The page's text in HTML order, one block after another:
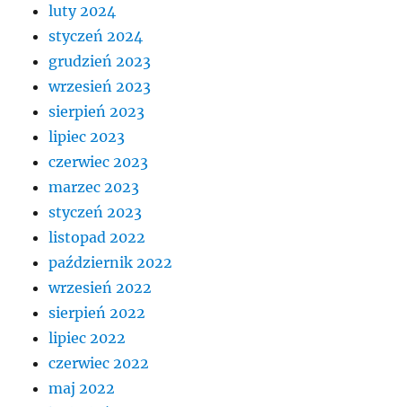
luty 2024
styczeń 2024
grudzień 2023
wrzesień 2023
sierpień 2023
lipiec 2023
czerwiec 2023
marzec 2023
styczeń 2023
listopad 2022
październik 2022
wrzesień 2022
sierpień 2022
lipiec 2022
czerwiec 2022
maj 2022